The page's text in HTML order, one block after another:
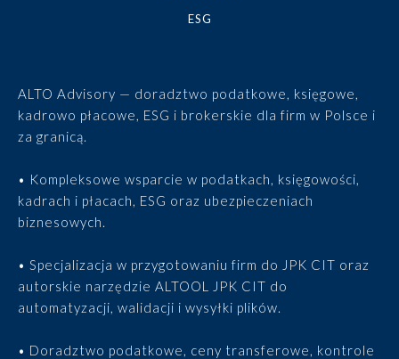
ESG
ALTO Advisory — doradztwo podatkowe, księgowe,
kadrowo płacowe, ESG i brokerskie dla firm w Polsce i
za granicą.
• Kompleksowe wsparcie w podatkach, księgowości,
kadrach i płacach, ESG oraz ubezpieczeniach
biznesowych.
• Specjalizacja w przygotowaniu firm do JPK CIT oraz
autorskie narzędzie ALTOOL JPK CIT do
automatyzacji, walidacji i wysyłki plików.
• Doradztwo podatkowe, ceny transferowe, kontrole